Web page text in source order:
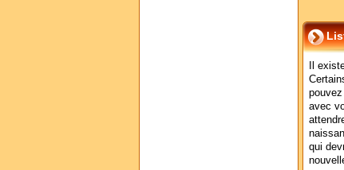
Il
avec
qui